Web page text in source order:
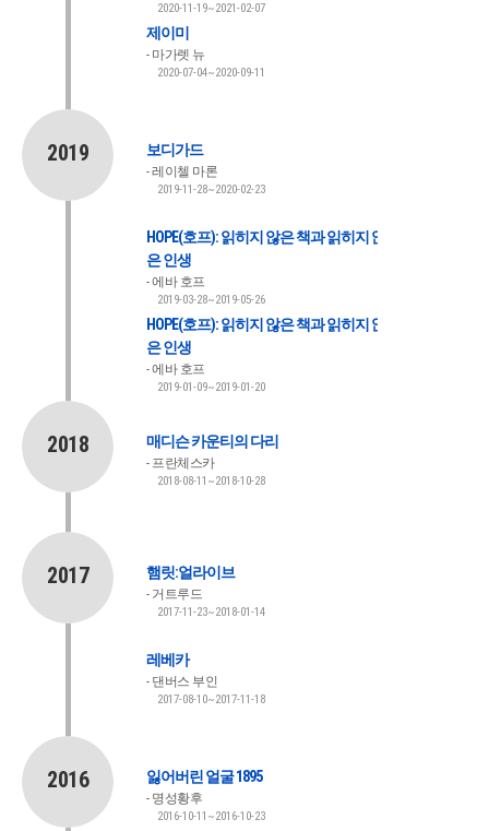
2020-11-19~2021-02-07
제이미
마가렛 뉴
2020-07-04~2020-09-11
2019 보디가드
레이첼 마론
2019-11-28~2020-02-23
HOPE(호프): 읽히지 않은 책과 읽히지 않
은 인생
에바 호프
2019-03-28~2019-05-26
HOPE(호프): 읽히지 않은 책과 읽히지 않
은 인생
에바 호프
2019-01-09~2019-01-20
2018 매디슨 카운티의 다리
프란체스카
2018-08-11~2018-10-28
2017 햄릿:얼라이브
거트루드
2017-11-23~2018-01-14
레베카
댄버스 부인
2017-08-10~2017-11-18
2016 잃어버린 얼굴 1895
명성황후
2016-10-11~2016-10-23